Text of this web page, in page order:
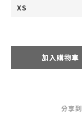
加入購物車
分享到